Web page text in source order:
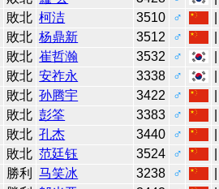
敗北 柯洁 3510 ♂
敗北 杨鼎新 3512 ♂
敗北 崔哲瀚 3532 ♂
敗北 安祚永 3338 ♂
敗北 孙腾宇 3422 ♂
敗北 彭筌 3383 ♂
敗北 孔杰 3440 ♂
敗北 范廷钰 3524 ♂
勝利 马笑冰 3238 ♂